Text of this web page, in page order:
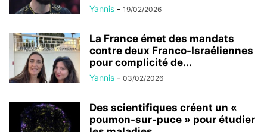
Yannis - 19/02/2026
La France émet des mandats
contre deux Franco-Israéliennes
pour complicité de...
Yannis - 03/02/2026
Des scientifiques créent un «
poumon-sur-puce » pour étudier